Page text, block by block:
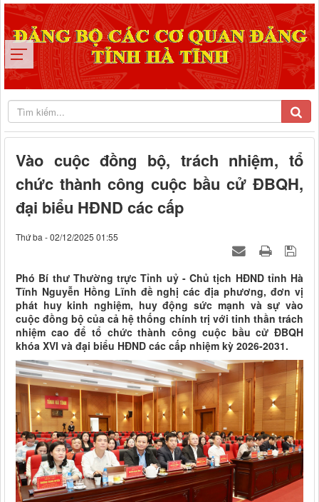
Vào cuộc đồng bộ, trách nhiệm, tổ
chức thành công cuộc bầu cử ĐBQH,
đại biểu HĐND các cấp
Thứ ba - 02/12/2025 01:55
Phó Bí thư Thường trực Tỉnh uỷ - Chủ tịch HĐND tỉnh Hà
Tĩnh Nguyễn Hồng Lĩnh đề nghị các địa phương, đơn vị
phát huy kinh nghiệm, huy động sức mạnh và sự vào
cuộc đồng bộ của cả hệ thống chính trị với tinh thần trách
nhiệm cao để tổ chức thành công cuộc bầu cử ĐBQH
khóa XVI và đại biểu HĐND các cấp nhiệm kỳ 2026-2031.